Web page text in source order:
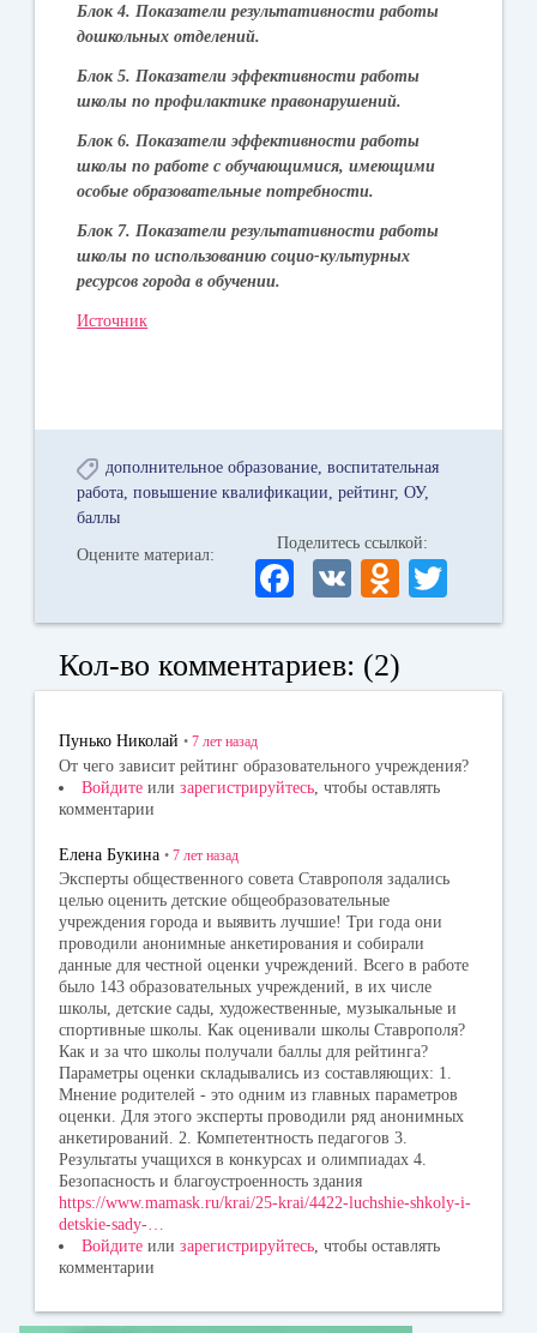
Блок 4. Показатели результативности работы
дошкольных отделений.
Блок 5. Показатели эффективности работы
школы по профилактике правонарушений.
Блок 6. Показатели эффективности работы
школы по работе с обучающимися, имеющими
особые образовательные потребности.
Блок 7. Показатели результативности работы
школы по использованию социо-культурных
ресурсов города в обучении.
Источник
дополнительное образование воспитательная
работа повышение квалификации рейтинг ОУ
баллы
Оцените материал:
Поделитесь ссылкой:
Fa
ce
bo
ok
V
K
O
dn
la
ni
ki
wi
r
Кол-во комментариев: (2)
Пунько Николай • 7 лет назад
От чего зависит рейтинг образовательного учреждения?
Войдите или зарегистрируйтесь , чтобы оставлять
комментарии
Елена Букина • 7 лет назад
Эксперты общественного совета Ставрополя задались
целью оценить детские общеобразовательные
учреждения города и выявить лучшие! Три года они
проводили анонимные анкетирования и собирали
данные для честной оценки учреждений. Всего в работе
было 143 образовательных учреждений, в их числе
школы, детские сады, художественные, музыкальные и
спортивные школы. Как оценивали школы Ставрополя?
Как и за что школы получали баллы для рейтинга?
Параметры оценки складывались из cоставляющих: 1.
Мнение родителей - это одним из главных параметров
оценки. Для этого эксперты проводили ряд анонимных
анкетирований. 2. Компетентность педагогов 3.
Результаты учащихся в конкурсах и олимпиадах 4.
Безопасность и благоустроенность здания
https://www.mamask.ru/krai/25-krai/4422-luchshie-shkoly-i-
detskie-sady-…
Войдите или зарегистрируйтесь, чтобы оставлять
комментарии